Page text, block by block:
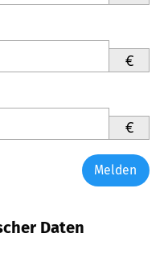
€
€
Melden
Daten